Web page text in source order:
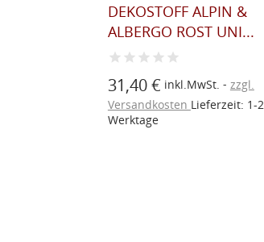
DEKOSTOFF ALPIN &
ALBERGO ROST UNI...
31,40 € inkl.MwSt.
zzgl.
Versandkosten Lieferzeit: 1-2
Werktage